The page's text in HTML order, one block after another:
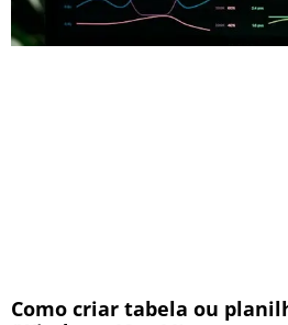
Como criar tabela ou